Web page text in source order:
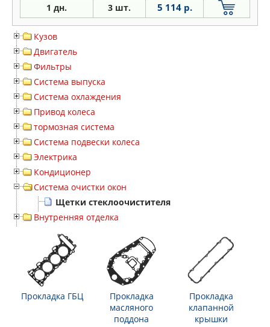
1 дн. 3 шт. 5 114 р.
Кузов
Двигатель
Фильтры
Система выпуска
Система охлаждения
Привод колеса
тормозная система
Система подвески колеса
Электрика
Кондиционер
Система очистки окон
Щетки стеклоочистителя
Внутренняя отделка
Прокладка ГБЦ
Прокладка
масляного
поддона
Прокладка
клапанной
крышки